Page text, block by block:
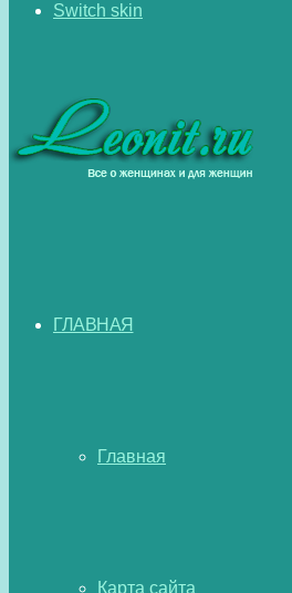
Switch skin
ГЛАВНАЯ
Главная
Карта сайта